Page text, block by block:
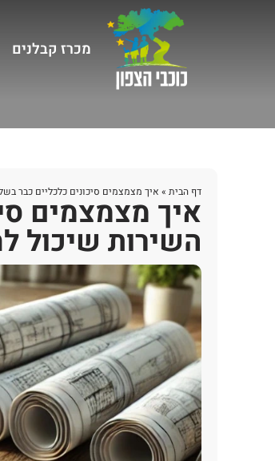
מכרז קבלנים
דף הבית » איך מצמצמים סיכונים כלכליים כבר
איך מצמצמים
השירות שיכול